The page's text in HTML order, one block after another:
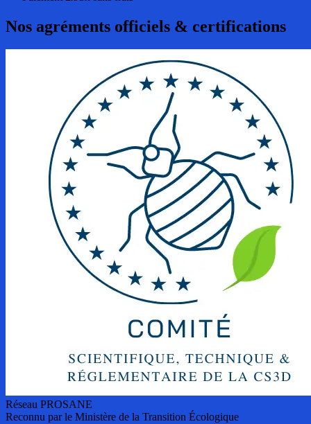
Nos agréments officiels & certifications
Réseau PROSANE
Reconnu par le Ministère de la Transition Écologique